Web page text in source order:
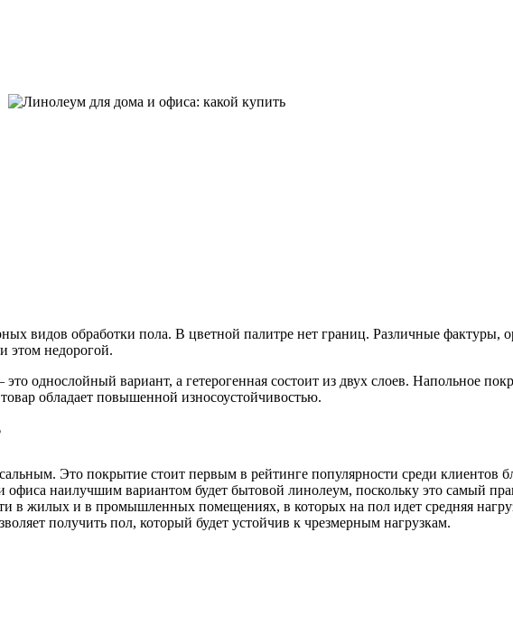
видов обработки пола. В цветной палитре нет границ. Различные фактуры,
этом недорогой.
это однослойный вариант, а гетерогенная состоит из двух слоев. Напольное
обладает повышенной износоустойчивостью.
Это покрытие стоит первым в рейтинге популярности среди клиентов
офиса наилучшим вариантом будет бытовой линолеум, поскольку это самый
в жилых и в промышленных помещениях, в которых на пол идет средняя
получить пол, который будет устойчив к чрезмерным нагрузкам.